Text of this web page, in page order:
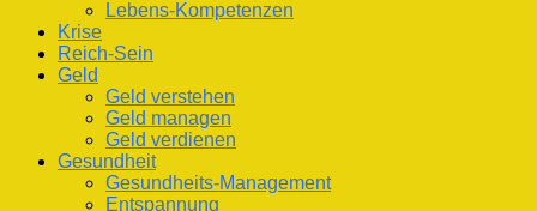
Lebens-Kompetenzen
Krise
Reich-Sein
Geld
Geld verstehen
Geld managen
Geld verdienen
Gesundheit
Gesundheits-Management
Entspannung